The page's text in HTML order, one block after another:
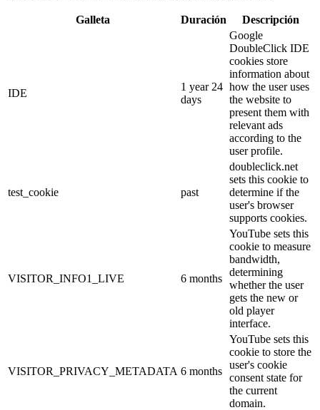
Galleta Duración Descripción
IDE
1 year 24
days
Google
DoubleClick IDE
cookies store
information about
how the user uses
the website to
present them with
relevant ads
according to the
user profile.
test_cookie past
doubleclick.net
sets this cookie to
determine if the
user's browser
supports cookies.
VISITOR_INFO1_LIVE 6 months
YouTube sets this
cookie to measure
bandwidth,
determining
whether the user
gets the new or
old player
interface.
VISITOR_PRIVACY_METADATA 6 months
YouTube sets this
cookie to store the
user's cookie
consent state for
the current
domain.